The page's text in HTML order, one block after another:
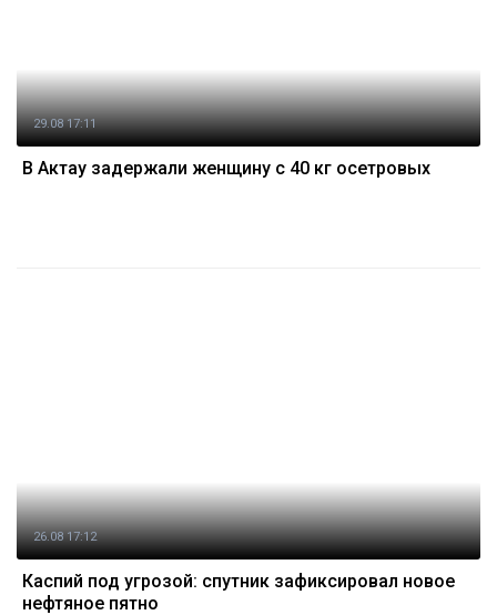
29.08 17:11
В Актау задержали женщину с 40 кг осетровых
26.08 17:12
Каспий под угрозой: спутник зафиксировал новое
нефтяное пятно